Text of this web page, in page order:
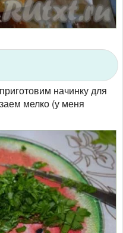
начинку для
мелко (у меня